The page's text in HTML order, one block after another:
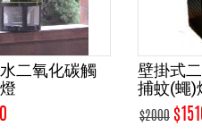
壁掛式二氧化碳觸媒式
捕蚊(蠅)燈
$2000